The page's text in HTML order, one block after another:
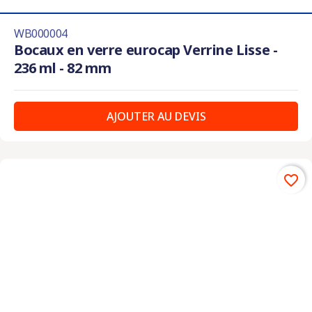
WB000004
Bocaux en verre eurocap Verrine Lisse -
236 ml - 82 mm
AJOUTER AU DEVIS
favorite_border